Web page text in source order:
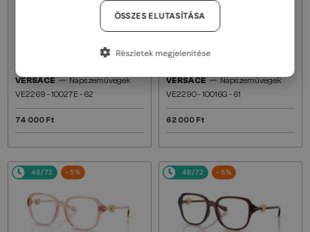
VERSACE—Napszemüvegek
VE2269 - 10027E - 62
74 000 Ft
VERSACE—Napszemüvegek
VE2290 - 10016G - 61
62 000 Ft
48/72 -5% 48/72 -5%
ÖSSZES ELUTASÍTÁSA
Részletek megjelenítése